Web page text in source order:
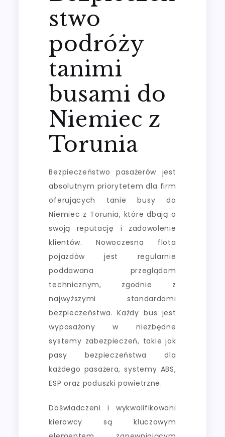
stwo
podróży
tanimi
busami do
Niemiec z
Torunia
Bezpieczeństwo pasażerów jest
absolutnym priorytetem dla firm
oferujących tanie busy do
Niemiec z Torunia, które dbają o
swoją reputację i zadowolenie
klientów. Nowoczesna flota
pojazdów jest regularnie
poddawana przeglądom
technicznym, zgodnie z
najwyższymi standardami
bezpieczeństwa. Każdy bus jest
wyposażony w niezbędne
systemy zabezpieczeń, takie jak
pasy bezpieczeństwa dla
każdego pasażera, systemy ABS,
ESP oraz poduszki powietrzne.
Doświadczeni i wykwalifikowani
kierowcy są kluczowym